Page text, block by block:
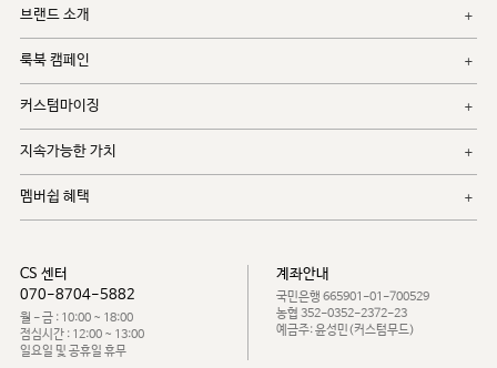
브랜드 소개
룩북 캠페인
커스텀마이징
지속가능한 가치
멤버쉽 혜택
CS 센터
070-8704-5882
월 - 금 : 10:00 ~ 18:00
점심시간 : 12:00 ~ 13:00
일요일 및 공휴일 휴무
계좌안내
국민은행 665901-01-700529
농협 352-0352-2372-23
예금주: 윤성민(커스텀무드)